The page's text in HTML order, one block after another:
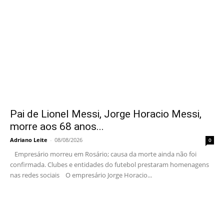
Pai de Lionel Messi, Jorge Horacio Messi,
morre aos 68 anos...
Adriano Leite - 08/08/2026 0
Empresário morreu em Rosário; causa da morte ainda não foi
confirmada. Clubes e entidades do futebol prestaram homenagens
nas redes sociais O empresário Jorge Horacio...